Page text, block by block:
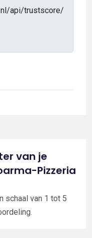
van je
Pizzeria
schaal van 1 tot 5